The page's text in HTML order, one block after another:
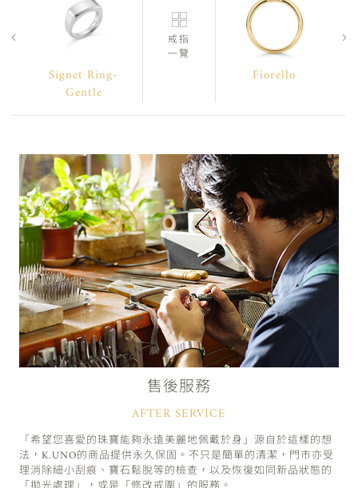
Signet Ring-
Gentle
戒指
一覽
Fiorello
售後服務
AFTER SERVICE
「希望您喜愛的珠寶能夠永遠美麗地佩戴於身」源自於這樣的想
法，K.UNO的商品提供永久保固。不只是簡單的清潔，門市亦受
理消除細小刮痕、寶石鬆脫等的檢查，以及恢復如同新品狀態的